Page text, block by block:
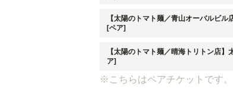
【太陽のトマト麺／青山オーバルビ
[ペア]
【太陽のトマト麺／晴海トリトン店
ア]
※こちらはペアチケットです